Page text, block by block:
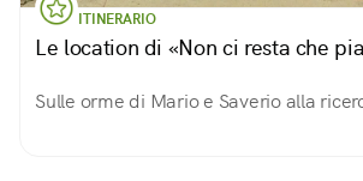
ITINERARIO
Le location di «Non ci resta che
Sulle orme di Mario e Saverio alla